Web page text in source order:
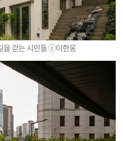
을 걷는 시민들 ⓒ이한웅